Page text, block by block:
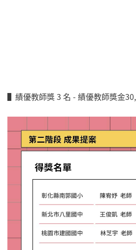
▌績優教師獎 3 名 - 績優教師獎金